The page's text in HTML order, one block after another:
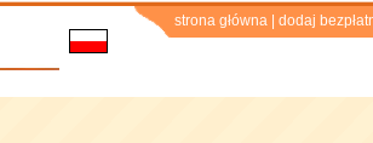
strona główna dodaj